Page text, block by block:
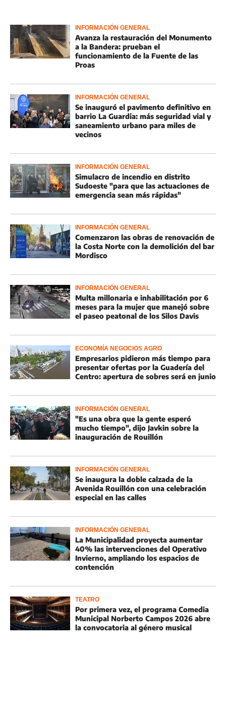
INFORMACIÓN GENERAL
Avanza la restauración del Monumento
a la Bandera: prueban el
funcionamiento de la Fuente de las
Proas
INFORMACIÓN GENERAL
Se inauguró el pavimento definitivo en
barrio La Guardia: más seguridad vial y
saneamiento urbano para miles de
vecinos
INFORMACIÓN GENERAL
Simulacro de incendio en distrito
Sudoeste "para que las actuaciones de
emergencia sean más rápidas"
INFORMACIÓN GENERAL
Comenzaron las obras de renovación de
la Costa Norte con la demolición del bar
Mordisco
INFORMACIÓN GENERAL
Multa millonaria e inhabilitación por 6
meses para la mujer que manejó sobre
el paseo peatonal de los Silos Davis
ECONOMÍA NEGOCIOS AGRO
Empresarios pidieron más tiempo para
presentar ofertas por la Guadería del
Centro: apertura de sobres será en junio
INFORMACIÓN GENERAL
"Es una obra que la gente esperó
mucho tiempo", dijo Javkin sobre la
inauguración de Rouillón
INFORMACIÓN GENERAL
Se inaugura la doble calzada de la
Avenida Rouillón con una celebración
especial en las calles
INFORMACIÓN GENERAL
La Municipalidad proyecta aumentar
40% las intervenciones del Operativo
Invierno, ampliando los espacios de
contención
TEATRO
Por primera vez, el programa Comedia
Municipal Norberto Campos 2026 abre
la convocatoria al género musical